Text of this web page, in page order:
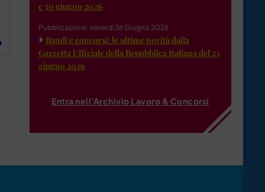
e 30 giugno 2026
Pubblicazione: venerdì 26 Giugno 2026
Bandi e concorsi: le ultime novità dalla
Gazzetta Ufficiale della Repubblica Italiana del 23
giugno 2026
Entra nell'Archivio Lavoro & Concorsi